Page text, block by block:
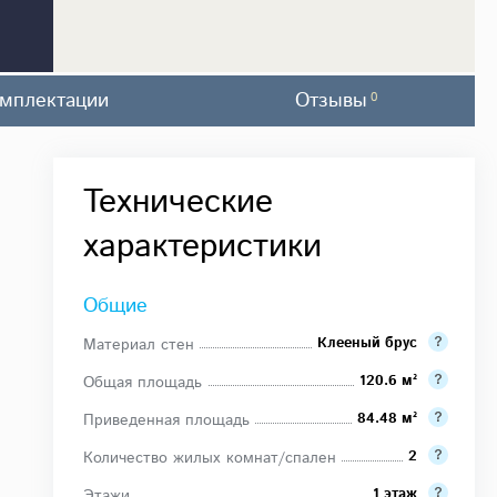
Отзывы 0
Технические
характеристики
Общие
Материал стен Клееный брус
Общая площадь 120.6 м²
Приведенная площадь 84.48 м²
Количество жилых комнат/спален 2